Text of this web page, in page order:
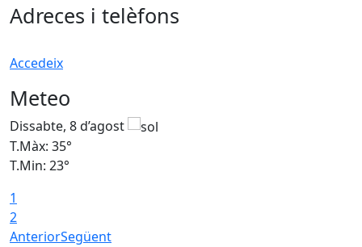
Adreces i telèfons
Accedeix
Meteo
Dissabte, 8 d’agost
T.Màx: 35°
T.Min: 23°
1
2
AnteriorSegüent